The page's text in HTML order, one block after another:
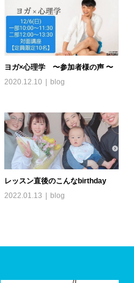
ヨガ×心理学 〜参加者様の声 〜
2020.12.10
blog
レッスン直後のこんなbirthday
2022.01.13
blog